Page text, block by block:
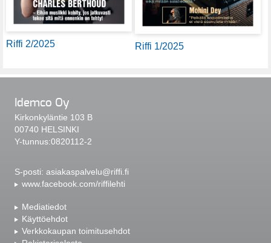
Riffi 2/2025 Riffi 1/2025
Idemco Oy
Kirkonkyläntie 103 B
00740 HELSINKI
Y-tunnus:0820112-2
S-posti: asiakaspalvelu@riffi.fi
www.facebook.com/riffilehti
Mediatiedot
Käyttöehdot
Verkkokaupan toimitusehdot